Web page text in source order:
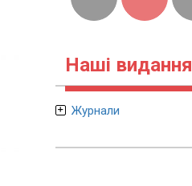
Наші видання
Журнали